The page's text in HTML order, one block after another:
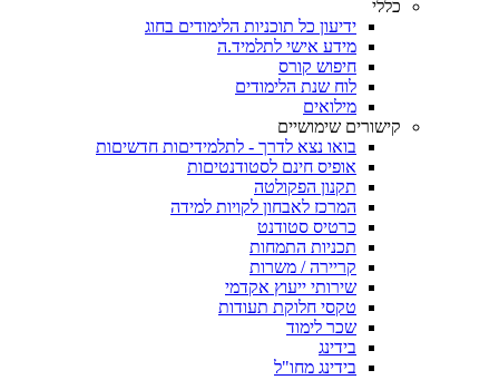
כללי
ידיעון כל תוכניות הלימודים בחוג
מידע אישי לתלמיד.ה
חיפוש קורס
לוח שנת הלימודים
מילואים
קישורים שימושיים
בואו נצא לדרך - לתלמידיםות חדשיםות
אופיס חינם לסטודנטיםות
תקנון הפקולטה
המרכז לאבחון לקויות למידה
כרטיס סטודנט
תכניות התמחות
קריירה / משרות
שירותי ייעוץ אקדמי
טקסי חלוקת תעודות
שכר לימוד
בידינג
בידינג מחו"ל